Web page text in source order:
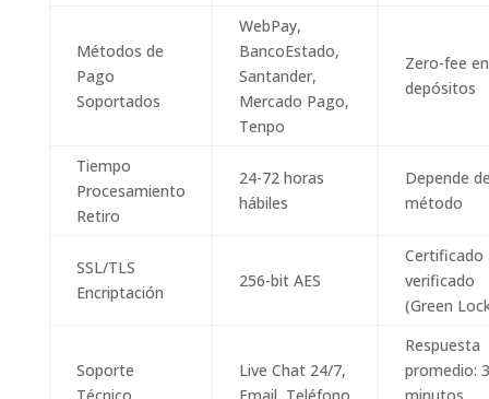
Métodos de
Pago
Soportados
WebPay,
BancoEstado,
Santander,
Mercado Pago,
Tenpo
Zero-fee en
depósitos
Tiempo
Procesamiento
Retiro
24-72 horas
hábiles
Depende
método
SSL/TLS
Encriptación
256-bit AES
Certificado
verificado
(Green
Soporte
Live Chat 24/7,
Respuesta
promedio: